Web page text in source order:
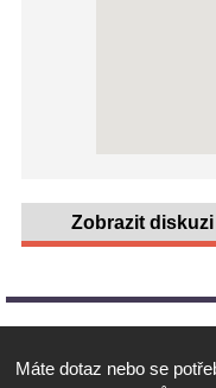
Zobrazit diskuzi
Nový příspěvek
Máte dotaz nebo se